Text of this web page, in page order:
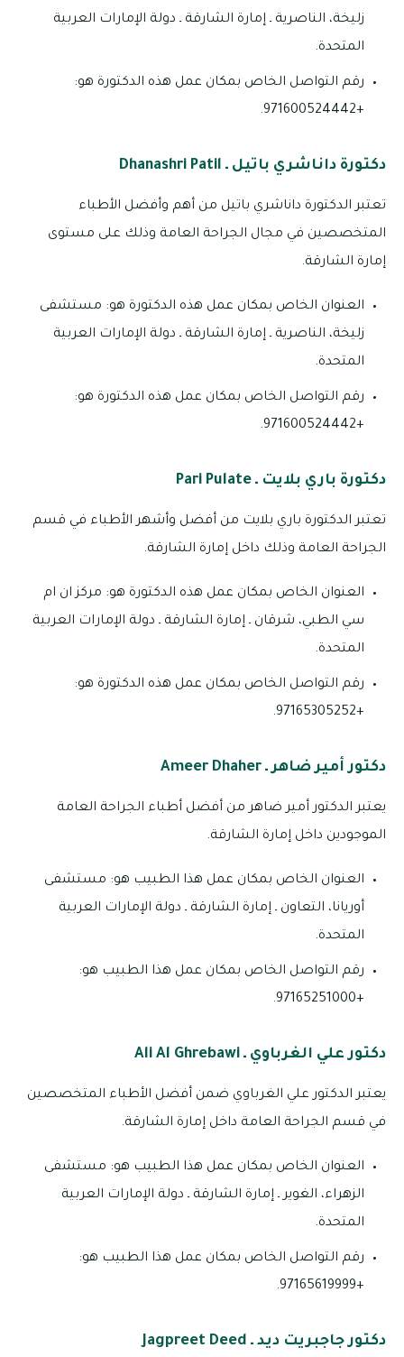
زليخة، الناصرية ـ إمارة الشارقة ـ دولة الإمارات العربية
المتحدة.
رقم التواصل الخاص بمكان عمل هذه الدكتورة هو:
+971600524442.
دكتورة داناشري باتيل ـ Dhanashri Patil
تعتبر الدكتورة داناشري باتيل من أهم وأفضل الأطباء
المتخصصين في مجال الجراحة العامة وذلك على مستوى
إمارة الشارقة.
العنوان الخاص بمكان عمل هذه الدكتورة هو: مستشفى
زليخة، الناصرية ـ إمارة الشارقة ـ دولة الإمارات العربية
المتحدة.
رقم التواصل الخاص بمكان عمل هذه الدكتورة هو:
+971600524442.
دكتورة باري بلايت ـ Pari Pulate
تعتبر الدكتورة باري بلايت من أفضل وأشهر الأطباء في قسم
الجراحة العامة وذلك داخل إمارة الشارقة.
العنوان الخاص بمكان عمل هذه الدكتورة هو: مركز ان ام
سي الطبي، شرقان ـ إمارة الشارقة ـ دولة الإمارات العربية
المتحدة.
رقم التواصل الخاص بمكان عمل هذه الدكتورة هو:
+97165305252.
دكتور أمير ضاهر ـ Ameer Dhaher
يعتبر الدكتور أمير ضاهر من أفضل أطباء الجراحة العامة
الموجودين داخل إمارة الشارقة.
العنوان الخاص بمكان عمل هذا الطبيب هو: مستشفى
أوريانا، التعاون ـ إمارة الشارقة ـ دولة الإمارات العربية
المتحدة.
رقم التواصل الخاص بمكان عمل هذا الطبيب هو:
+97165251000.
دكتور علي الغرباوي ـ Ali Al Ghrebawi
يعتبر الدكتور علي الغرباوي ضمن أفضل الأطباء المتخصصين
في قسم الجراحة العامة داخل إمارة الشارقة.
العنوان الخاص بمكان عمل هذا الطبيب هو: مستشفى
الزهراء، الغوير ـ إمارة الشارقة ـ دولة الإمارات العربية
المتحدة.
رقم التواصل الخاص بمكان عمل هذا الطبيب هو:
+97165619999.
دكتور جاجبريت ديد ـ Jagpreet Deed